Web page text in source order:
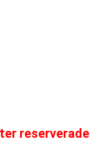
reserverade